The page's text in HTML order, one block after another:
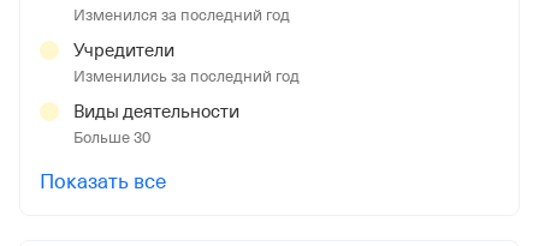
Изменился за последний год
Учредители
Изменились за последний год
Виды деятельности
Больше 30
Показать все